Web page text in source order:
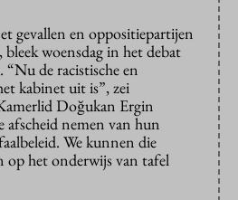
gevallen en oppositiepartijen
woensdag in het debat
de racistische en
kabinet uit is”, zei
Doğukan Ergin
nemen van hun
We kunnen die
op het onderwijs van tafel